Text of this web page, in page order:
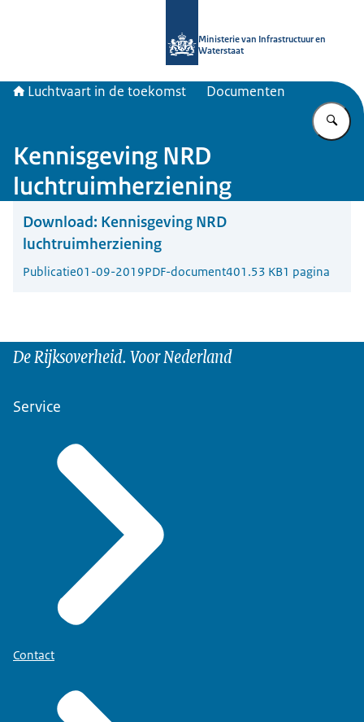
Ministerie van Infrastructuur en
Waterstaat
Luchtvaart in de toekomst Documenten
Kennisgeving NRD
luchtruimherziening
Download: Kennisgeving NRD
luchtruimherziening
Publicatie01-09-2019PDF-document401.53 KB1 pagina
De Rijksoverheid. Voor Nederland
Service
Contact